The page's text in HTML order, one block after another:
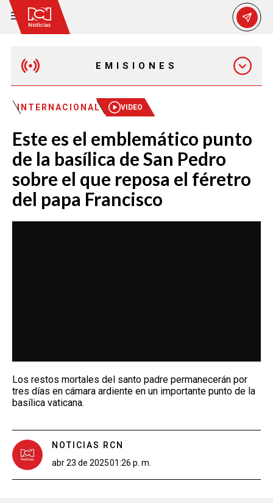
EMISIONES
MAÑANA EXPRESS
EMISIÓN 12:30 PM
EMISIÓN 7:00 PM
EMISIÓN 11:30 PM
INTERNACIONAL VIDEO
Este es el emblemático punto
de la basílica de San Pedro
sobre el que reposa el féretro
del papa Francisco
Los restos mortales del santo padre permanecerán por
tres días en cámara ardiente en un importante punto de la
basílica vaticana.
NOTICIAS RCN
abr 23 de 202501:26 p. m.